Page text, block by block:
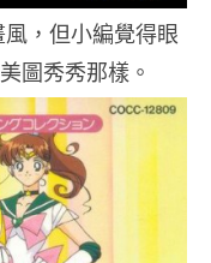
，但小編覺得眼
圖秀秀那樣。